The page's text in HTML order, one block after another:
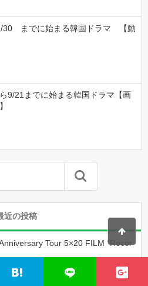
30 までに始まる韓国ドラマ 【動
9/21までに始まる韓国ドラマ【画
近の投稿
Tour 5×20 FILM “Recor
イ予約開始！初回限定盤が欲し